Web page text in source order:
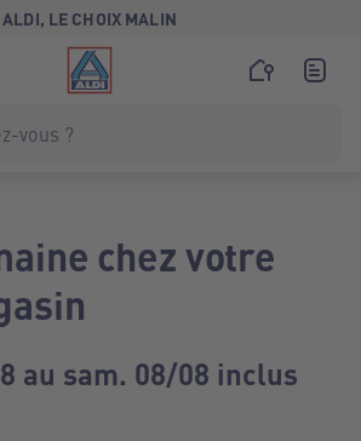
ALDI, LE CHOIX MALIN
chez votre
au sam. 08/08 inclus